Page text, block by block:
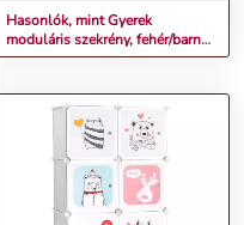
Hasonlók, mint Gyerek
moduláris szekrény, fehér/barna
gyerek minta, KITARO